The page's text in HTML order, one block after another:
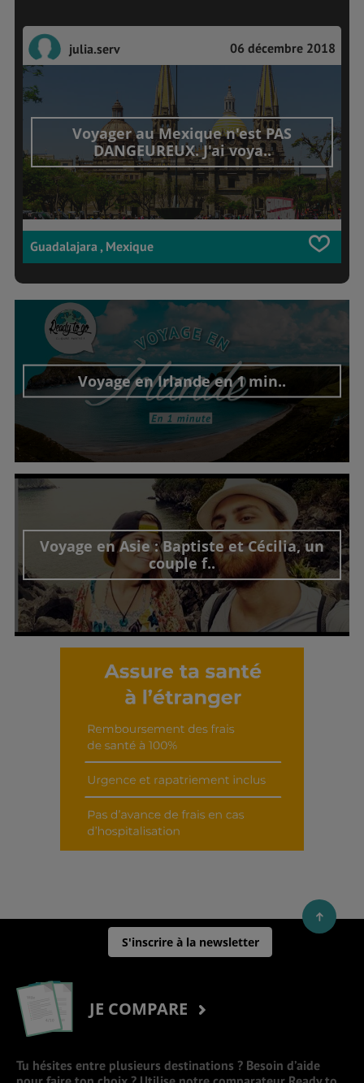
julia.serv 06 décembre 2018
Voyager au Mexique n'est PAS
DANGEUREUX. J'ai voya..
Guadalajara , Mexique
Voyage en Irlande en 1 min..
Découvrir cet interview
Voyage en Asie : Baptiste et Cécilia, un
couple f..
Découvrir cet interview
S'inscrire à la newsletter
JE COMPARE
Tu hésites entre plusieurs destinations ? Besoin d’aide